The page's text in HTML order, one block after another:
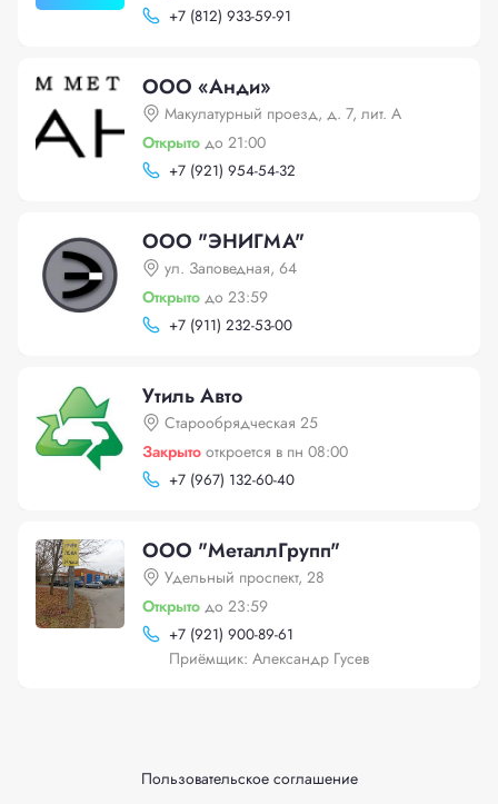
+7 (812) 933-59-91
ООО «Анди»
Макулатурный проезд, д. 7, лит. А
Открыто до 21:00
+7 (921) 954-54-32
ООО "ЭНИГМА"
ул. Заповедная, 64
Открыто до 23:59
+7 (911) 232-53-00
Утиль Авто
Старообрядческая 25
Закрыто откроется в пн 08:00
+7 (967) 132-60-40
OOO "МеталлГрупп"
Удельный проспект, 28
Открыто до 23:59
+7 (921) 900-89-61
Приёмщик: Александр Гусев
Пользовательское соглашение